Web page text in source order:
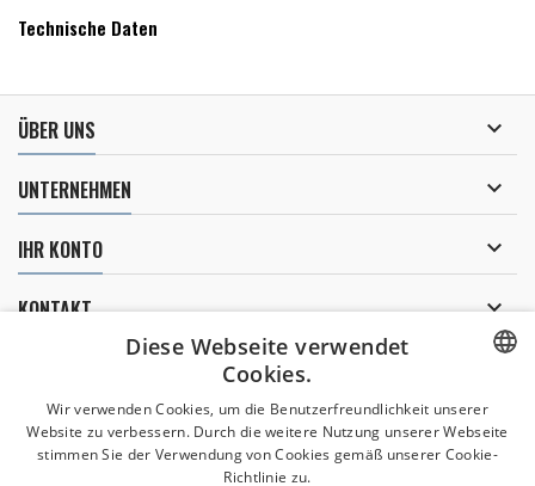
Technische Daten
ÜBER UNS 
UNTERNEHMEN 
IHR KONTO 
KONTAKT 
NEWSLETTER
Ich erkläre mich mit derVerarbeitung meiner persönlichen Daten
CZECH
Diese Webseite verwendet
Cookies.
Wir verwenden Cookies, um die Benutzerfreundlichkeit unserer
Website zu verbessern. Durch die weitere Nutzung unserer Webseite
stimmen Sie der Verwendung von Cookies gemäß unserer Cookie-
Richtlinie zu.